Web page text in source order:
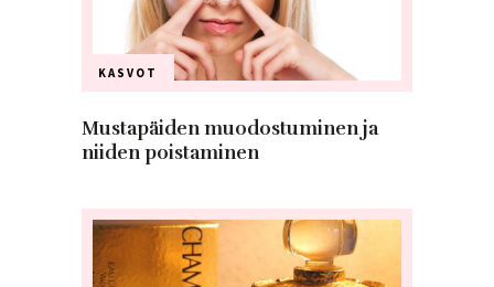
KASVOT
Mustapäiden muodostuminen ja
niiden poistaminen